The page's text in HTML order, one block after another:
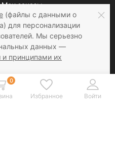
Мои заказы
Блог
Новости
Статьи
Принимаем к оплате
(файлы с данными о
для персонализации
Мы серьезно
данных —
и принципами их
cookie в
0
Избранное Войти